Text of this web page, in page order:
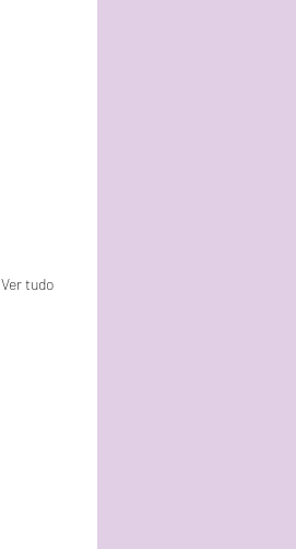
Ver tudo